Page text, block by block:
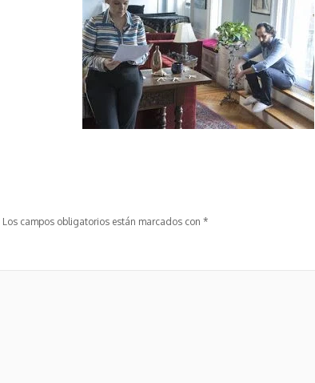
Los campos obligatorios están marcados con *